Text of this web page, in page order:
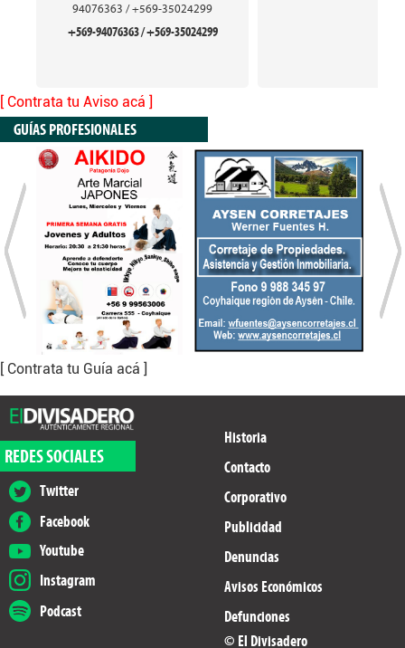
94076363 / +569-35024299
+569-94076363 / +569-35024299
[ Contrata tu Aviso acá ]
GUÍAS PROFESIONALES
[ Contrata tu Guía acá ]
REDES SOCIALES
Twitter
Facebook
Youtube
Instagram
Podcast
Historia
Contacto
Corporativo
Publicidad
Denuncias
Avisos Económicos
Defunciones
© El Divisadero